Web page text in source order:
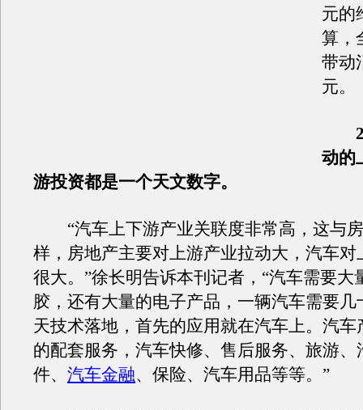
元的
算，
带动
元。
2
动的
游投资都是一个天文数字。
“汽车上下游产业关联度非常高，这与
样，房地产主要对上游产业拉动大，汽车对
很大。”徐长明告诉本刊记者，“汽车需要大
胶，还有大量的电子产品，一辆汽车需要几
天技术落地，首先的应用就在汽车上。汽车
的配套服务，汽车快修、售后服务、旅游、
件、 汽车金融、保险、汽车用品等等。”